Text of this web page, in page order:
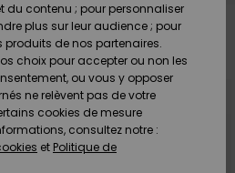
vous plaire
du contenu ; pour personnaliser
plus sur leur audience ; pour
produits de nos partenaires.
choix pour accepter ou non les
ou vous y opposer
ne relèvent pas de votre
cookies de mesure
consultez notre :
et Politique de